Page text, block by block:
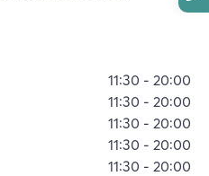
11:30 - 20:00
11:30 - 20:00
11:30 - 20:00
11:30 - 20:00
11:30 - 20:00